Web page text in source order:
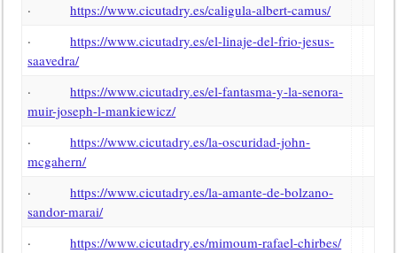
·https://www.cicutadry.es/caligula-albert-camus/
·https://www.cicutadry.es/el-linaje-del-frio-jesus-
saavedra/
·https://www.cicutadry.es/el-fantasma-y-la-senora-
muir-joseph-l-mankiewicz/
·https://www.cicutadry.es/la-oscuridad-john-
mcgahern/
·https://www.cicutadry.es/la-amante-de-bolzano-
sandor-marai/
·https://www.cicutadry.es/mimoum-rafael-chirbes/